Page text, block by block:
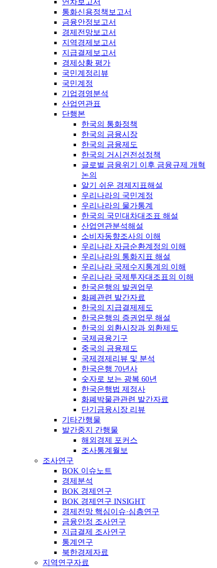
연차보고서
통화신용정책보고서
금융안정보고서
경제전망보고서
지역경제보고서
지급결제보고서
경제상황 평가
국민계정리뷰
국민계정
기업경영분석
산업연관표
단행본
한국의 통화정책
한국의 금융시장
한국의 금융제도
한국의 거시건전성정책
글로벌 금융위기 이후 금융규제 개혁
논의
알기 쉬운 경제지표해설
우리나라의 국민계정
우리나라의 물가통계
한국의 국민대차대조표 해설
산업연관분석해설
소비자동향조사의 이해
우리나라 자금순환계정의 이해
우리나라의 통화지표 해설
우리나라 국제수지통계의 이해
우리나라 국제투자대조표의 이해
한국은행의 발권업무
화폐관련 발간자료
한국의 지급결제제도
한국은행의 증권업무 해설
한국의 외환시장과 외환제도
국제금융기구
중국의 금융제도
국제경제리뷰 및 분석
한국은행 70년사
숫자로 보는 광복 60년
한국은행법 제정사
화폐박물관관련 발간자료
단기금융시장 리뷰
기타간행물
발간중지 간행물
해외경제 포커스
조사통계월보
조사연구
BOK 이슈노트
경제분석
BOK 경제연구
BOK 경제연구 INSIGHT
경제전망 핵심이슈·심층연구
금융안정 조사연구
지급결제 조사연구
통계연구
북한경제자료
지역연구자료